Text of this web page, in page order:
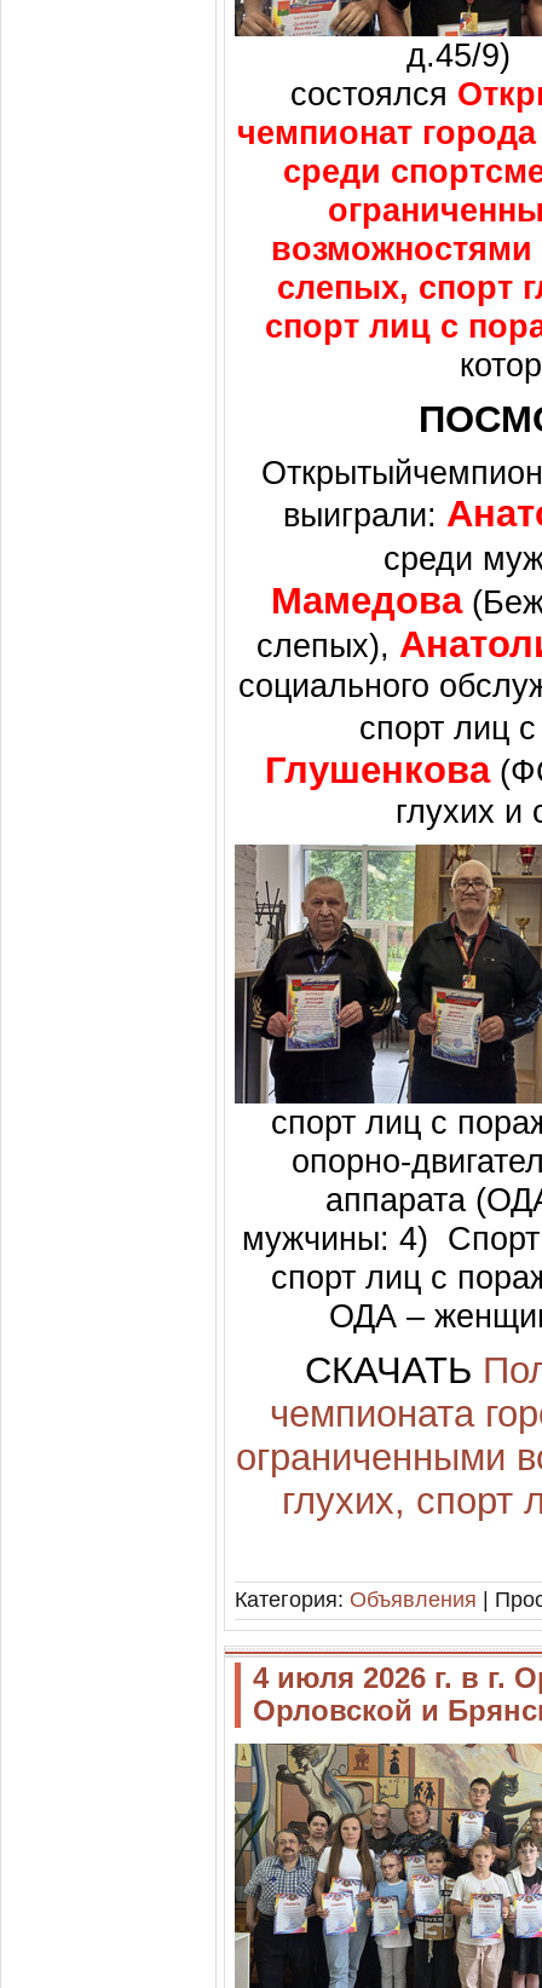
д.45/9)
состоялся
чемпионат
среди
возможностями
слепых, спорт
спорт лиц с
выиграли:
среди
Мамедова
слепых),
социального
спорт лиц
Глушенкова
глухих
спорт лиц с
опорно-
аппарата
мужчины: 4) Спорт
спорт лиц с
ОДА –
СКАЧАТЬ
чемпионата
ограниченными
глухих,
Категория: Объявления |
4 июля 2026 г. в г.
Орловской и